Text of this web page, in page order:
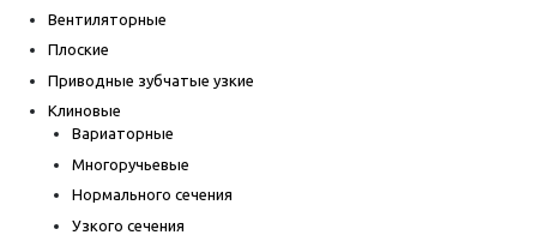
Вентиляторные
Плоские
Приводные зубчатые узкие
Клиновые
Вариаторные
Многоручьевые
Нормального сечения
Узкого сечения